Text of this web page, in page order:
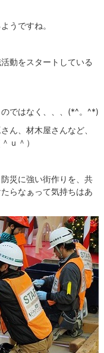
うですね。
動をスタートしている
ではなく、、、(*^。^*)
ん、材木屋さんなど、
ｕ＾）
災に強い街作りを、共
らなぁって気持ちはあ